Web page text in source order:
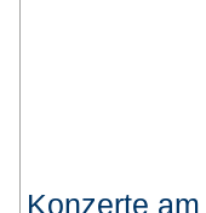
Konzerte